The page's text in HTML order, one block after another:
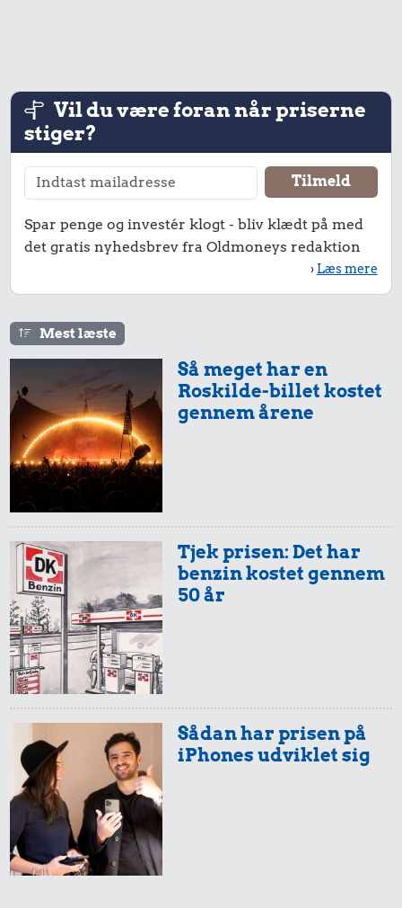
Hotdog
Togbillet,
Aarhus-
Is
Taxatur,
Hovedbanegården-
161 kr. 5.419 kr.
Kat
22 kr.
Husholdningssprit
12 kr.
2 kg mel 1/2 kg kaffe
34 kr.
1/2 kg hakket
oksekød
18 kr.
Franskbrød
13 kr.
Syltede
rødbeder
49 kr. 0,99 kr.
14 kr.
Vil du være foran når priserne
stiger?
Spar penge og investér klogt - bliv klædt på med
det gratis nyhedsbrev fra Oldmoneys redaktion
› Læs mere
Mest læste
Så meget har en
Roskilde-billet kostet
gennem årene
Tjek prisen: Det har
benzin kostet gennem
50 år
Sådan har prisen på
iPhones udviklet sig